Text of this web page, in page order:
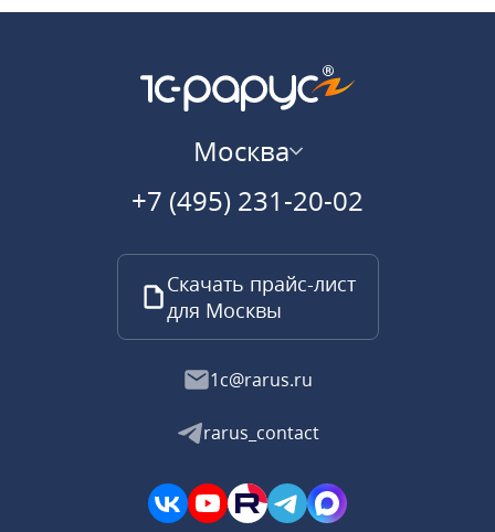
Москва
+7 (495) 231-20-02
Скачать прайс-лист
для Москвы
1c@rarus.ru
rarus_contact